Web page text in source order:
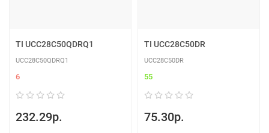
TI UCC28C50QDRQ1
UCC28C50QDRQ1
6
232.29р.
TI UCC28C50DR
UCC28C50DR
55
75.30р.